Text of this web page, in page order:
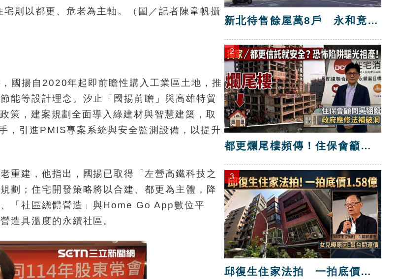
則以都更、危老為主軸。（圖／記者陳韋帆攝
國揚自2020年起即前瞻性購入工業區土地，推
能等設計理念。汐止「國揚前瞻」與高雄特貿
策，建案規劃全面導入綠建材與智慧建築，取
，引進PMIS專案系統與安全監測設備，以提升
重建，他指出，國揚已取得「左營高鐵科技之
劃；住宅開發策略將以合建、都更為主體，降
「社區總體營造」與Home Go App數位平
造具溫度的永續社區。
新北待售餘屋萬8戶 永和竟只
2
都更爛尾樓頻傳！住保會籲修
3
邱復生住家法拍 一拍底價